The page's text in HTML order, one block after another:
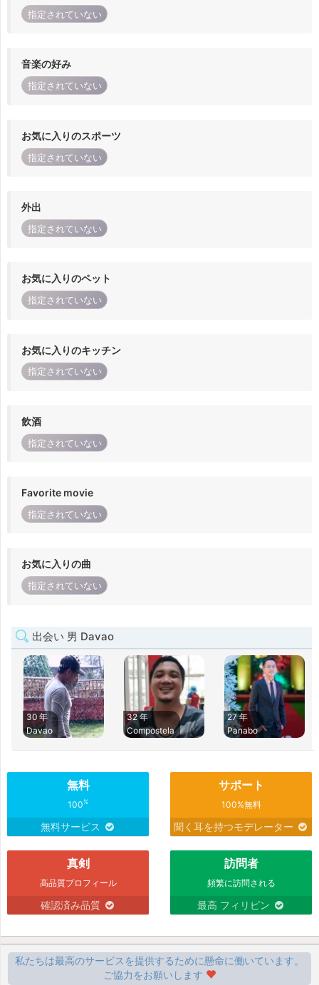
指定されていない
音楽の好み
指定されていない
お気に入りのスポーツ
指定されていない
外出
指定されていない
お気に入りのペット
指定されていない
お気に入りのキッチン
指定されていない
飲酒
指定されていない
Favorite movie
指定されていない
お気に入りの曲
指定されていない
出会い 男 Davao
30 年
Davao
32 年
Compostela
27 年
Panabo
無料
100%
無料サービス
サポート
100%無料
聞く耳を持つモデレーター
真剣
高品質プロフィール
確認済み品質
訪問者
頻繁に訪問される
最高 フィリピン
私たちは最高のサービスを提供するために懸命に働いています。
ご協力をお願いします